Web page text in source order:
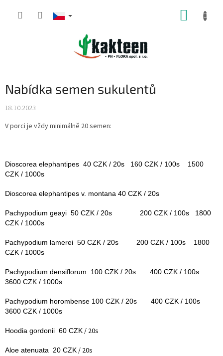
Nabídka semen sukulentů
18.10.2023
V porci je vždy minimálně 20 semen:
Dioscorea elephantipes 40 CZK / 20s 160 CZK / 100s 1500
CZK / 1000s
Dioscorea elephantipes v. montana 40 CZK / 20s
Pachypodium geayi 50 CZK / 20s 200 CZK / 100s 1800
CZK / 1000s
Pachypodium lamerei 50 CZK / 20s 200 CZK / 100s 1800
CZK / 1000s
Pachypodium densiflorum 100 CZK / 20s 400 CZK / 100s
3600 CZK / 1000s
Pachypodium horombense 100 CZK / 20s 400 CZK / 100s
3600 CZK / 1000s
Hoodia gordonii 60 CZK/ 20s
Aloe atenuata 20 CZK/ 20s